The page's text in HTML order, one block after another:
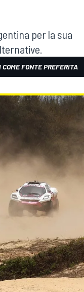
per la sua
COME FONTE PREFERITA